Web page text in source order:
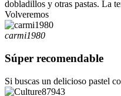
dobladillos y otras pastas. La
Volveremos
carmi1980
Súper recomendable
Si buscas un delicioso pastel